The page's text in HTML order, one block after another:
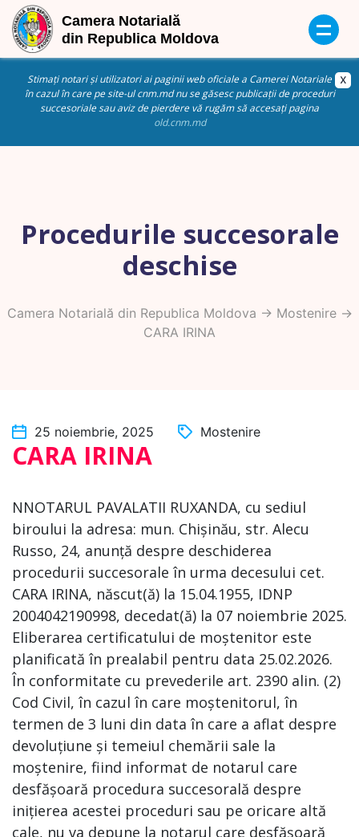
Stimați notari și utilizatori ai paginii web oficiale a Camerei Notariale
în cazul în care pe site-ul cnm.md nu se găsesc publicații de proceduri
succesoriale sau aviz de pierdere vă rugăm să accesați pagina
old.cnm.md
Procedurile succesorale
deschise
Camera Notarială din Republica Moldova -> Mostenire->
CARA IRINA
25 noiembrie, 2025 Mostenire
CARA IRINA
NNOTARUL PAVALATII RUXANDA, cu sediul
biroului la adresa: mun. Chișinău, str. Alecu
Russo, 24, anunță despre deschiderea
procedurii succesorale în urma decesului cet.
CARA IRINA, născut(ă) la 15.04.1955, IDNP
2004042190998, decedat(ă) la 07 noiembrie 2025.
Eliberarea certificatului de moștenitor este
planificată în prealabil pentru data 25.02.2026.
În conformitate cu prevederile art. 2390 alin. (2)
Cod Civil, în cazul în care moștenitorul, în
termen de 3 luni din data în care a aflat despre
devoluțiune și temeiul chemării sale la
moștenire, fiind informat de notarul care
desfășoară procedura succesorală despre
inițierea acestei proceduri sau pe oricare altă
cale, nu va depune la notarul care desfășoară